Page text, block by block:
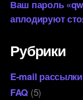
Ваш пароль
аплодируют
Рубрики
E-mail рассылки
FAQ (5)